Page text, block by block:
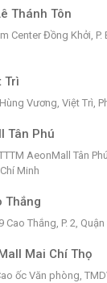
Thánh Tôn
Center Đồng Khởi, P.
Trì
Vương, Việt Trì,
Tân Phú
AeonMall Tân
Minh
Thắng
Cao Thắng, P. 2,
Mai Chí Thọ
ốc Văn phòng,